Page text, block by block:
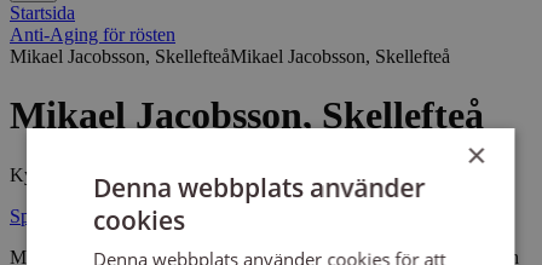
Startsida
Anti-Aging för rösten
Mikael Jacobsson, SkellefteåMikael Jacobsson, Skellefteå
Mikael Jacobsson, Skellefteå
Kyrkomusiker, pianopedagog och körledare
Spara sidan som PDF
Mikael Jacobsson är utbildad pianopedagog och kyrkomusiker och
×
Denna webbplats använder
cookies
Denna webbplats använder cookies för att